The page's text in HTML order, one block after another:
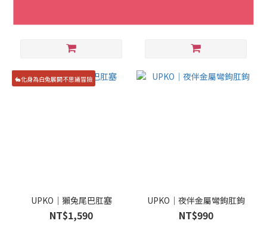
🐇化身為白兔展開不思議冒險
UPKO｜獺兔尾巴肛塞
NT$1,590
UPKO｜夜伴金屬彎鉤肛鉤
NT$990